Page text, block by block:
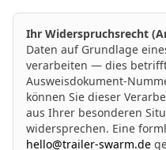
Ihr Widerspruchsrecht
Daten auf Grundlage
verarbeiten — dies
Ausweisdokument-
können Sie dieser
aus Ihrer besonderen
widersprechen. Eine
hello@trailer-swarm.de